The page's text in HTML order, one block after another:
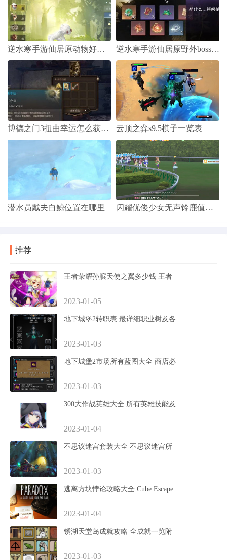
逆水寒手游仙居原动物好感度怎么刷 逆水寒手游仙居原野外boss位置汇总
博德之门3扭曲幸运怎么获得的 云顶之弈s9.5棋子一览表
潜水员戴夫白鲸位置在哪里 闪耀优俊少女无声铃鹿值得抽取吗
推荐
王者荣耀孙膑天使之翼多少钱 王者
2023-01-05
地下城堡2转职表 最详细职业树及各
2023-01-03
地下城堡2市场所有蓝图大全 商店必
2023-01-03
300大作战英雄大全 所有英雄技能及
2023-01-04
不思议迷宫套装大全 不思议迷宫所
2023-01-03
逃离方块悖论攻略大全 Cube Escape
2023-01-04
锈湖天堂岛成就攻略 全成就一览附
2023-01-03